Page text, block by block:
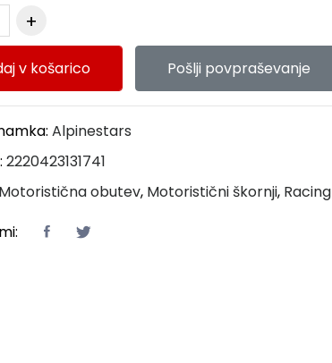
v košarico Pošlji povpraševanje
Alpinestars
2220423131741
Motoristična obutev, Motoristični škornji, Racing